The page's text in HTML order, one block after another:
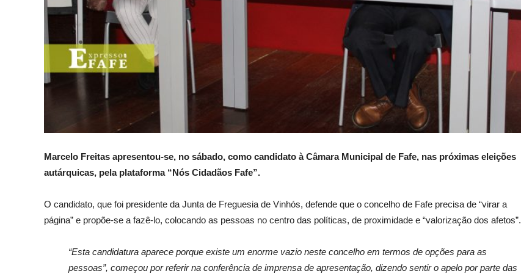
Marcelo Freitas apresentou-se, no sábado, como candidato à Câmara Municipal de Fafe, nas próximas eleições
autárquicas, pela plataforma “Nós Cidadãos Fafe”.
O candidato, que foi presidente da Junta de Freguesia de Vinhós, defende que o concelho de Fafe precisa de “virar a
página” e propõe-se a fazê-lo, colocando as pessoas no centro das políticas, de proximidade e “valorização dos afetos”.
“Esta candidatura aparece porque existe um enorme vazio neste concelho em termos de opções para as
pessoas”, começou por referir na conferência de imprensa de apresentação, dizendo sentir o apelo por parte das